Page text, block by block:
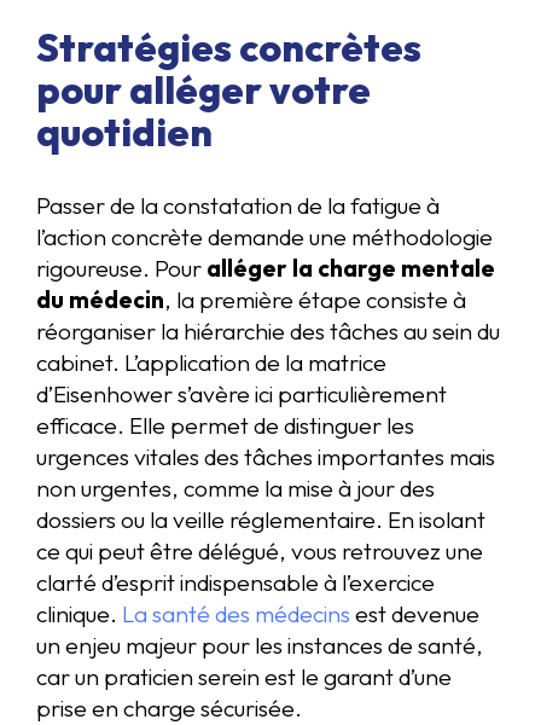
Stratégies concrètes
pour alléger votre
quotidien
Passer de la constatation de la fatigue à
l’action concrète demande une méthodologie
rigoureuse. Pour alléger la charge mentale
du médecin, la première étape consiste à
réorganiser la hiérarchie des tâches au sein du
cabinet. L’application de la matrice
d’Eisenhower s’avère ici particulièrement
efficace. Elle permet de distinguer les
urgences vitales des tâches importantes mais
non urgentes, comme la mise à jour des
dossiers ou la veille réglementaire. En isolant
ce qui peut être délégué, vous retrouvez une
clarté d’esprit indispensable à l’exercice
clinique. La santé des médecins est devenue
un enjeu majeur pour les instances de santé,
car un praticien serein est le garant d’une
prise en charge sécurisée.